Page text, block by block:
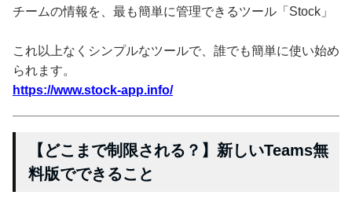
チームの情報を、最も簡単に管理できるツール「Stock」
これ以上なくシンプルなツールで、誰でも簡単に使い始め
られます。
https://www.stock-app.info/
【どこまで制限される？】新しいTeams無
料版でできること